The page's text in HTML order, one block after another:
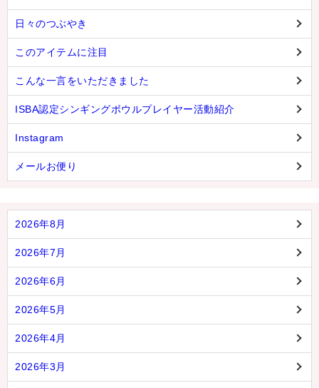
日々のつぶやき
このアイテムに注目
こんな一言をいただきました
ISBA認定シンギングボウルプレイヤー活動紹介
Instagram
メールお便り
2026年8月
2026年7月
2026年6月
2026年5月
2026年4月
2026年3月